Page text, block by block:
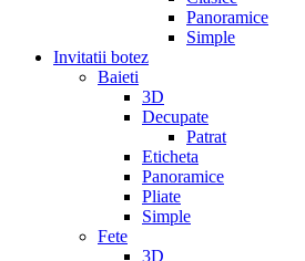
Panoramice
Simple
Invitatii botez
Baieti
3D
Decupate
Patrat
Eticheta
Panoramice
Pliate
Simple
Fete
3D